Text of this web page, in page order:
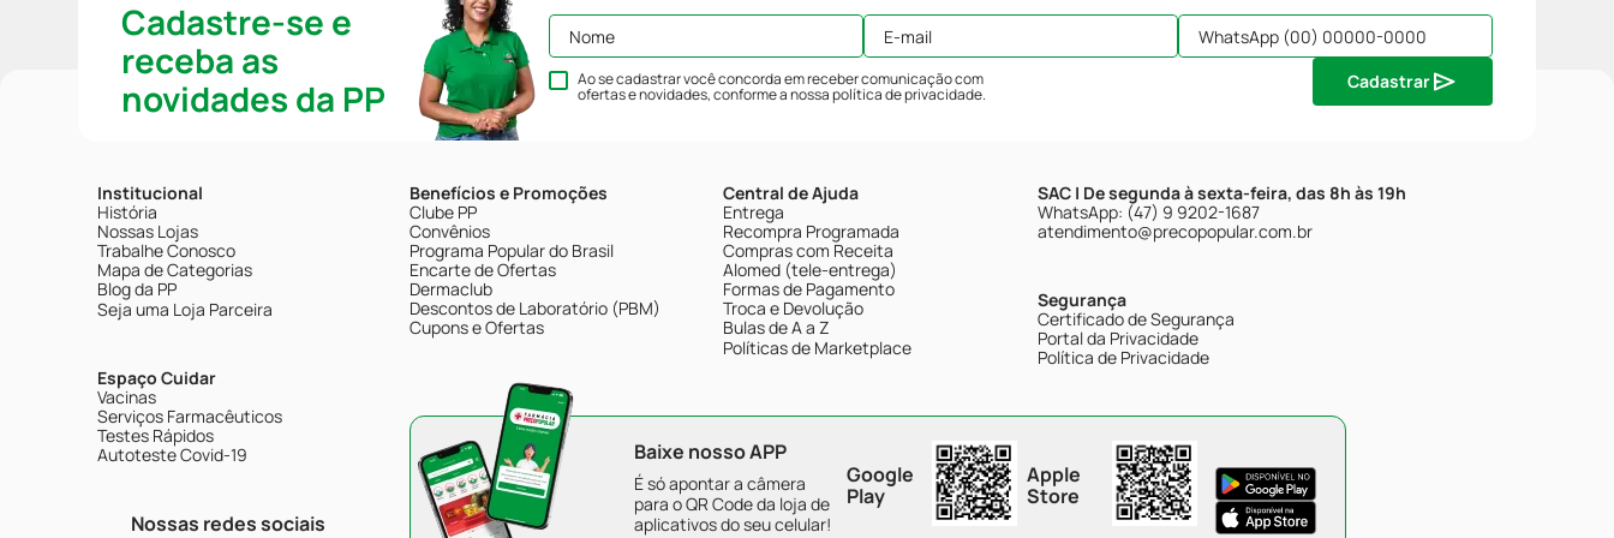
Cadastre-se e
receba as
novidades da PP
Ao se cadastrar você concorda em receber comunicação com
ofertas e novidades, conforme a nossapolítica de privacidade.
Cadastrar
Institucional
História
Nossas Lojas
Trabalhe Conosco
Mapa de Categorias
Blog da PP
Seja uma Loja Parceira
Espaço Cuidar
Vacinas
Serviços Farmacêuticos
Testes Rápidos
Autoteste Covid-19
Nossas redes sociais
Benefícios e Promoções
Clube PP
Convênios
Programa Popular do Brasil
Encarte de Ofertas
Dermaclub
Descontos de Laboratório (PBM)
Cupons e Ofertas
Central de Ajuda
Entrega
Recompra Programada
Compras com Receita
Alomed (tele-entrega)
Formas de Pagamento
Troca e Devolução
Bulas de A a Z
Políticas de Marketplace
SAC | De segunda à sexta-feira, das 8h às 19h
WhatsApp: (47) 9 9202-1687
atendimento@precopopular.com.br
Segurança
Certificado de Segurança
Portal da Privacidade
Política de Privacidade
Baixe nosso APP
É só apontar a câmera
para o QR Code da loja de
aplicativos do seu celular!
Google
Play
Apple
Store